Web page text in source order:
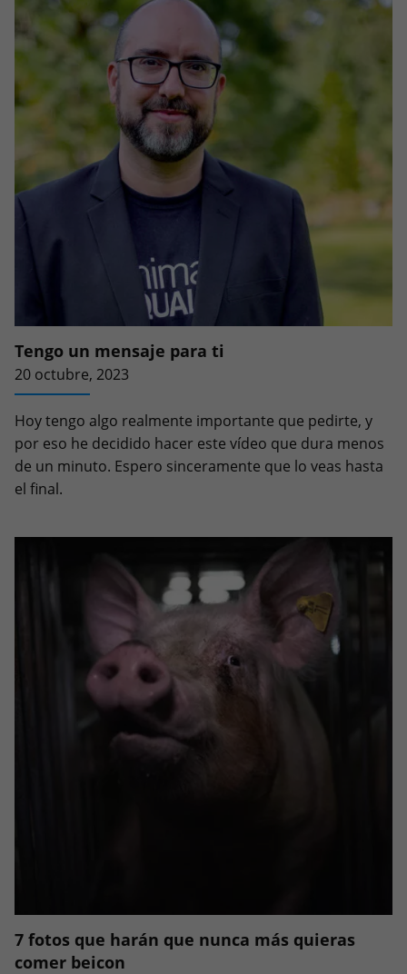
Tengo un mensaje para ti
20 octubre, 2023
Hoy tengo algo realmente importante que pedirte, y
por eso he decidido hacer este vídeo que dura menos
de un minuto. Espero sinceramente que lo veas hasta
el final.
7 fotos que harán que nunca más quieras
comer beicon